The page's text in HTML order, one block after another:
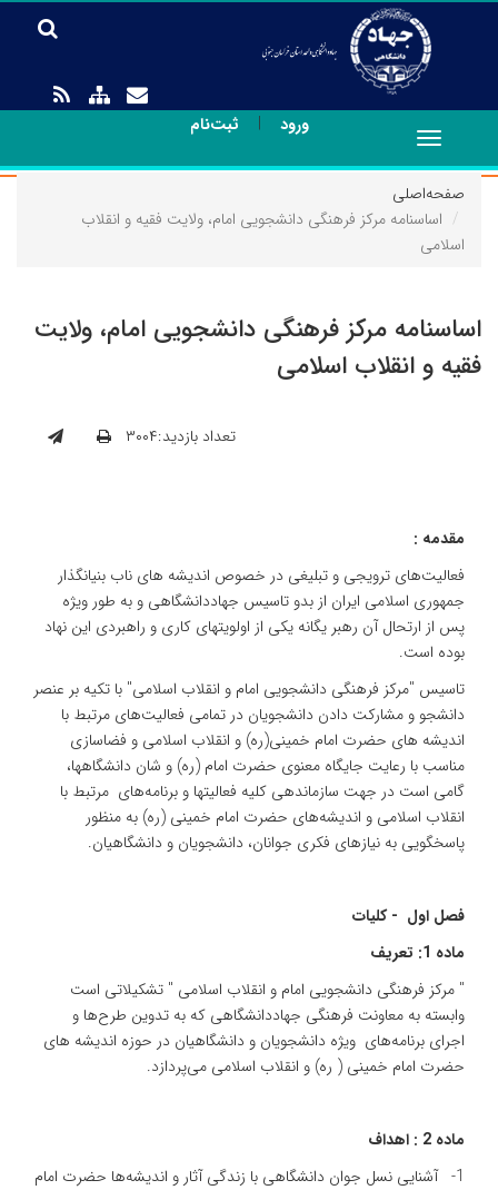
ورود | ثبت‌نام
Toggle
navigation
صفحه‌اصلی
اساسنامه مرکز فرهنگی دانشجویی امام، ولایت فقیه و انقلاب
اسلامی
اساسنامه مرکز فرهنگی دانشجویی امام، ولایت
فقیه و انقلاب اسلامی
تعداد بازدید:۳۰۰۴
مقدمه :
فعالیت‌های ترویجی و تبلیغی در خصوص اندیشه های ناب بنیانگذار
جمهوری اسلامی ایران از بدو تاسیس جهاددانشگاهی و به طور ویژه
پس از ارتحال آن رهبر یگانه یکی از اولویتهای کاری و راهبردی این نهاد
بوده است.
تاسیس "مرکز فرهنگی دانشجویی امام و انقلاب اسلامی" با تکیه بر عنصر
دانشجو و مشارکت دادن دانشجویان در تمامی فعالیت‌های مرتبط با
اندیشه های حضرت امام خمینی(ره) و انقلاب اسلامی و فضاسازی
مناسب با رعایت جایگاه معنوی حضرت امام (ره) و شان دانشگاهها،
گامی است در جهت سازماندهی کلیه فعالیتها و برنامه‌های مرتبط با
انقلاب اسلامی و اندیشه‌های حضرت امام خمینی (ره) به منظور
پاسخگویی به نیازهای فکری جوانان، دانشجویان و دانشگاهیان.
فصل اول - کلیات
ماده 1: تعریف
" مرکز فرهنگی دانشجویی امام و انقلاب اسلامی " تشکیلاتی است
وابسته به معاونت فرهنگی جهاددانشگاهی که به تدوین طرح‌ها و
اجرای برنامه‌های ویژه دانشجویان و دانشگاهیان در حوزه اندیشه های
حضرت امام خمینی ( ره) و انقلاب اسلامی می‌پردازد.
ماده 2 : اهداف
1- آشنایی نسل جوان دانشگاهی با زندگی آثار و اندیشه‌ها حضرت امام